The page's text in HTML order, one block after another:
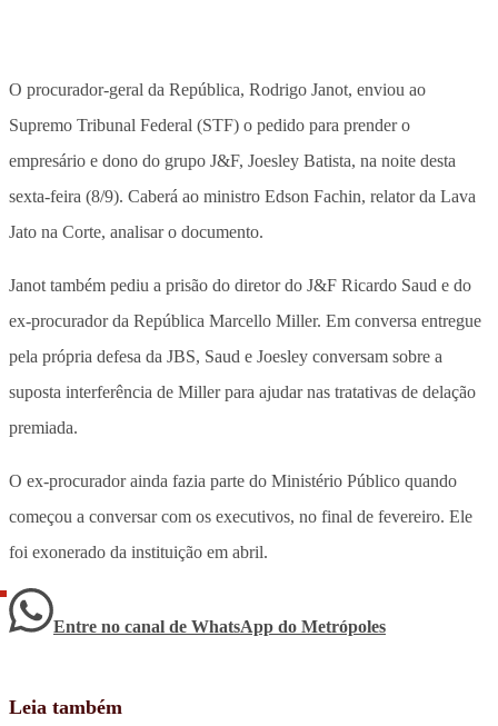
O procurador-geral da República, Rodrigo Janot, enviou ao
Supremo Tribunal Federal (STF) o pedido para prender o
empresário e dono do grupo J&F, Joesley Batista, na noite desta
sexta-feira (8/9). Caberá ao ministro Edson Fachin, relator da Lava
Jato na Corte, analisar o documento.
Janot também pediu a prisão do diretor do J&F Ricardo Saud e do
ex-procurador da República Marcello Miller. Em conversa entregue
pela própria defesa da JBS, Saud e Joesley conversam sobre a
suposta interferência de Miller para ajudar nas tratativas de delação
premiada.
O ex-procurador ainda fazia parte do Ministério Público quando
começou a conversar com os executivos, no final de fevereiro. Ele
foi exonerado da instituição em abril.
Entre no canal de WhatsApp do Metrópoles
Leia também